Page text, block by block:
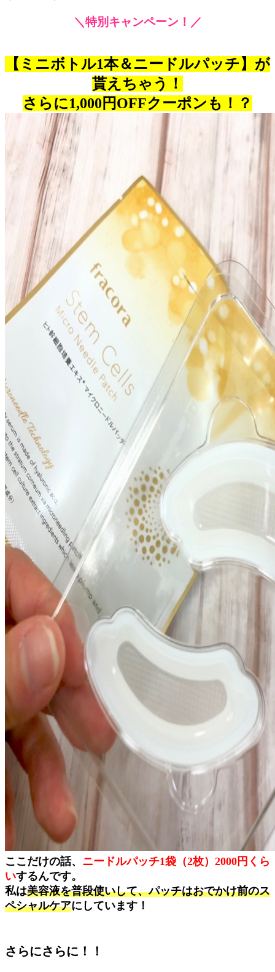
＼特別キャンペーン！／
【ミニボトル1本＆ニードルパッチ】が
貰えちゃう！
さらに1,000円OFFクーポンも！？
ここだけの話、 ニードルパッチ1袋（2枚）2000円くら
いするんです。
私は美容液を普段使いして、パッチはおでかけ前のス
ペシャルケアにしています！
さらにさらに！！